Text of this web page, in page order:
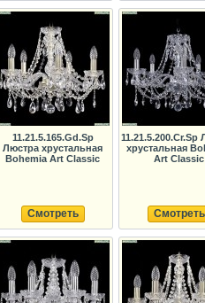
11.21.5.165.Gd.Sp
Люстра хрустальная
Bohemia Art Classic
Смотреть
11.21.5.200.Cr.Sp
хрустальная
Art Classic
Смотреть